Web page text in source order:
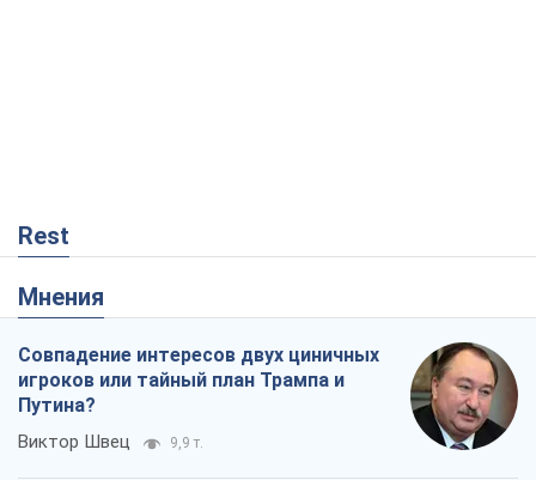
Rest
Мнения
Совпадение интересов двух циничных
игроков или тайный план Трампа и
Путина?
Виктор Швец 9,9 т.